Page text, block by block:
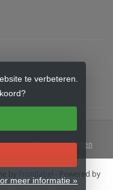
Lees 52 beoordelingen
te verbeteren.
meer informatie »
by Frontlabel - Powered by